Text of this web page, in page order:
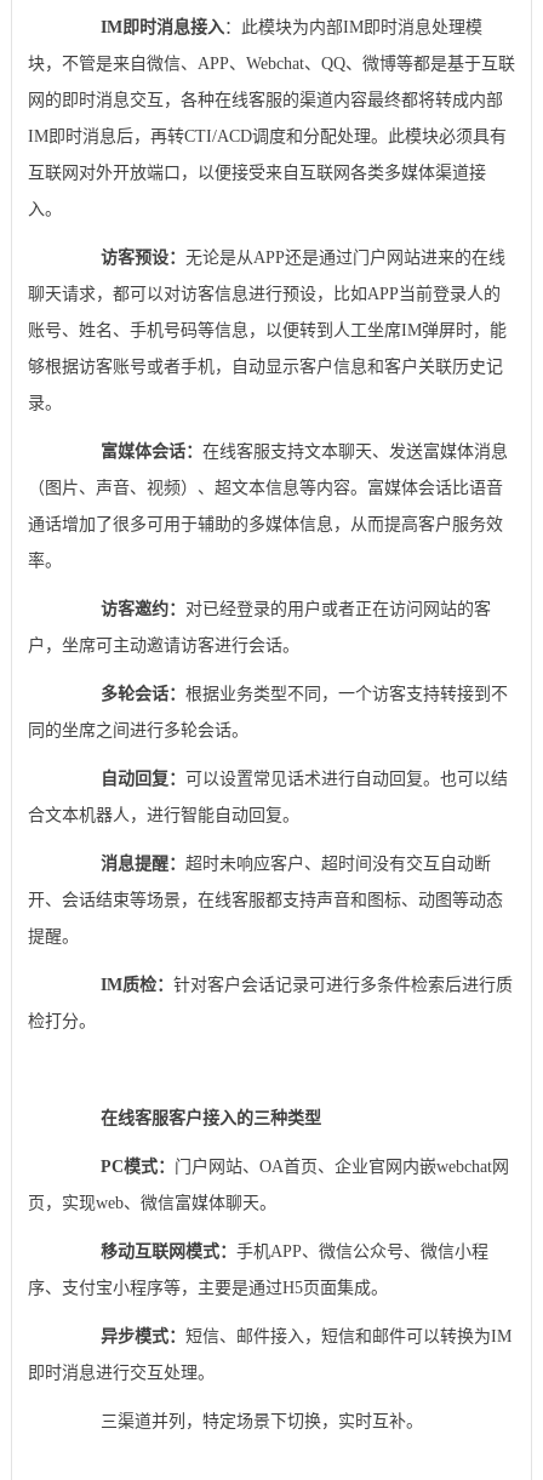
IM即时消息接入：此模块为内部IM即时消息处理模
块，不管是来自微信、APP、Webchat、QQ、微博等都是基于互联
网的即时消息交互，各种在线客服的渠道内容最终都将转成内部
IM即时消息后，再转CTI/ACD调度和分配处理。此模块必须具有
互联网对外开放端口，以便接受来自互联网各类多媒体渠道接
入。
访客预设： 无论是从APP还是通过门户网站进来的在线
聊天请求，都可以对访客信息进行预设，比如APP当前登录人的
账号、姓名、手机号码等信息，以便转到人工坐席IM弹屏时，能
够根据访客账号或者手机，自动显示客户信息和客户关联历史记
录。
富媒体会话： 在线客服支持文本聊天、发送富媒体消息
（图片、声音、视频）、超文本信息等内容。富媒体会话比语音
通话增加了很多可用于辅助的多媒体信息，从而提高客户服务效
率。
访客邀约： 对已经登录的用户或者正在访问网站的客
户，坐席可主动邀请访客进行会话。
多轮会话： 根据业务类型不同，一个访客支持转接到不
同的坐席之间进行多轮会话。
自动回复：
可以设置常见话术进行自动回复。也可以结
合文本机器人，进行智能自动回复。
消息提醒： 超时未响应客户、超时间没有交互自动断
开、会话结束等场景，在线客服都支持声音和图标、动图等动态
提醒。
IM质检： 针对客户会话记录可进行多条件检索后进行质
检打分。
在线客服客户接入的三种类型
PC模式： 门户网站、OA首页、企业官网内嵌webchat网
页，实现web、微信富媒体聊天。
移动互联网模式： 手机APP、微信公众号、微信小程
序、支付宝小程序等，主要是通过H5页面集成。
异步模式： 短信、邮件接入，短信和邮件可以转换为IM
即时消息进行交互处理。
三渠道并列，特定场景下切换，实时互补。